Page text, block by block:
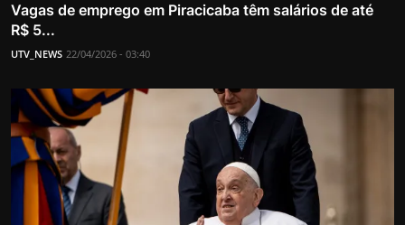
Vagas de emprego em Piracicaba têm salários de até
R$ 5...
UTV_NEWS 22/04/2026 - 03:40